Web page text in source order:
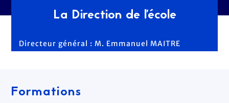
La Direction de l'école
Directeur général : M. Emmanuel MAITRE
Formations